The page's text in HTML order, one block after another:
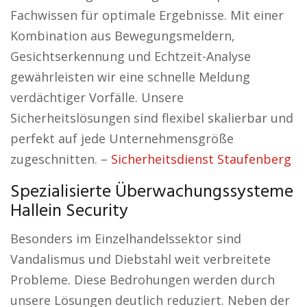
Fachwissen für optimale Ergebnisse. Mit einer
Kombination aus Bewegungsmeldern,
Gesichtserkennung und Echtzeit-Analyse
gewährleisten wir eine schnelle Meldung
verdächtiger Vorfälle. Unsere
Sicherheitslösungen sind flexibel skalierbar und
perfekt auf jede Unternehmensgröße
zugeschnitten. – Sicherheitsdienst Staufenberg
Spezialisierte Überwachungssysteme
Hallein Security
Besonders im Einzelhandelssektor sind
Vandalismus und Diebstahl weit verbreitete
Probleme. Diese Bedrohungen werden durch
unsere Lösungen deutlich reduziert. Neben der